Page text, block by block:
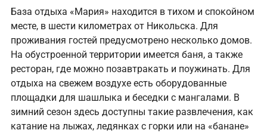
База отдыха «Мария» находится в тихом и спокойном
месте, в шести километрах от Никольска. Для
проживания гостей предусмотрено несколько домов.
На обустроенной территории имеется баня, а также
ресторан, где можно позавтракать и поужинать. Для
отдыха на свежем воздухе есть оборудованные
площадки для шашлыка и беседки с мангалами. В
зимний сезон здесь доступны такие развлечения, как
катание на лыжах, ледянках с горки или на «банане»